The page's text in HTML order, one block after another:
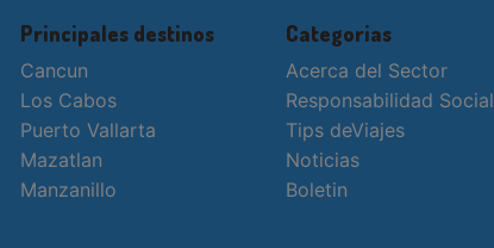
Principales destinos
Cancun
Los Cabos
Puerto Vallarta
Mazatlan
Manzanillo
Categorias
Acerca del Sector
Responsabilidad Social
Tips deViajes
Noticias
Boletin